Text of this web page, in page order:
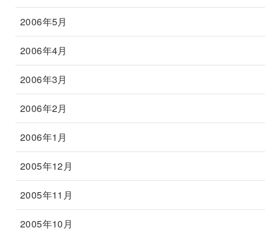
2006年5月
2006年4月
2006年3月
2006年2月
2006年1月
2005年12月
2005年11月
2005年10月